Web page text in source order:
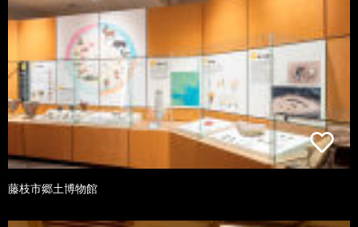
藤枝市郷土博物館